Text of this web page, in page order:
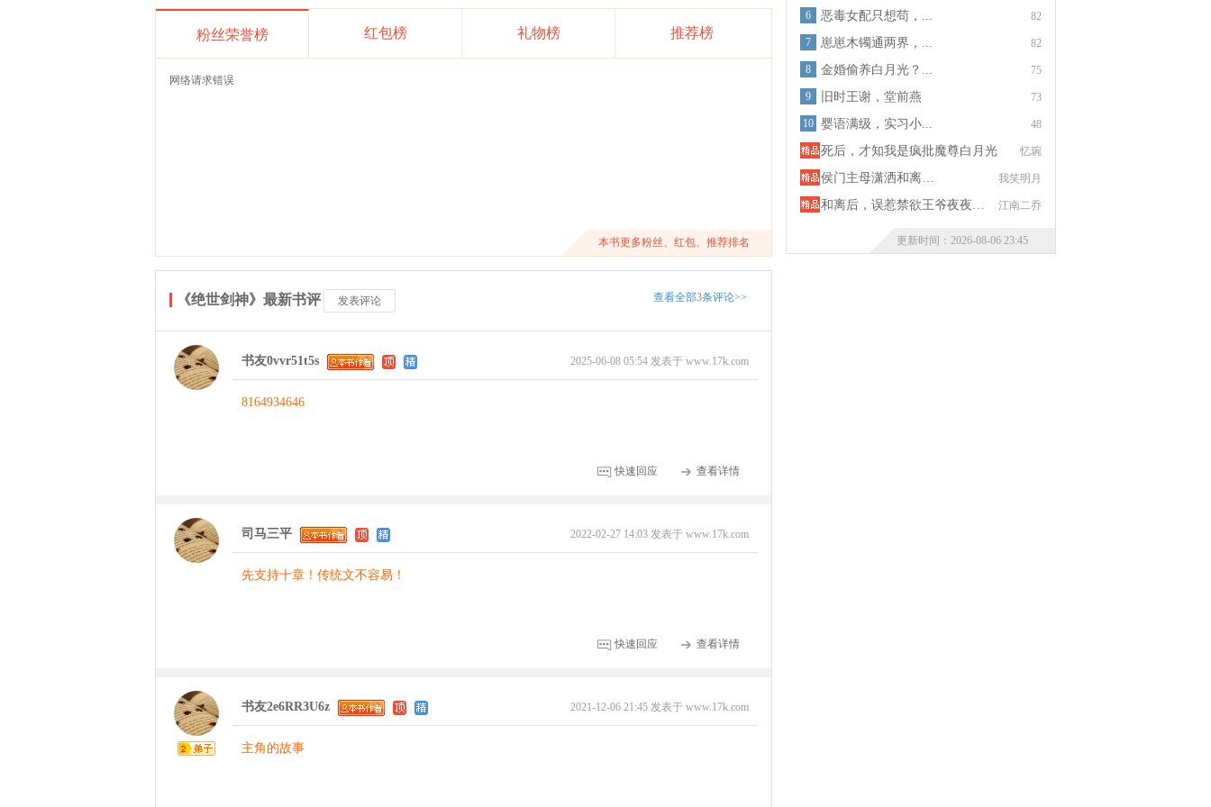
粉丝荣誉榜 红包榜 礼物榜 推荐榜
网络请求错误
本书更多粉丝、红包、推荐排名
查看全部3条评论>>
《绝世剑神》最新书评 发表评论
2025-06-08 05:54 发表于 www.17k.com
书友0vvr51t5s
8164934646
快速回应 查看详情
2022-02-27 14:03 发表于 www.17k.com
司马三平
先支持十章！传统文不容易！
快速回应 查看详情
2021-12-06 21:45 发表于 www.17k.com
书友2e6RR3U6z
主角的故事
82
6 恶毒女配只想苟，...
82
7 崽崽木镯通两界，...
75
8 金婚偷养白月光？...
73
9 旧时王谢，堂前燕
48
10 婴语满级，实习小...
忆琬
死后，才知我是疯批魔尊白月光
我笑明月
侯门主母潇洒和离…
江南二乔
和离后，误惹禁欲王爷夜夜…
更新时间：2026-08-06 23:45